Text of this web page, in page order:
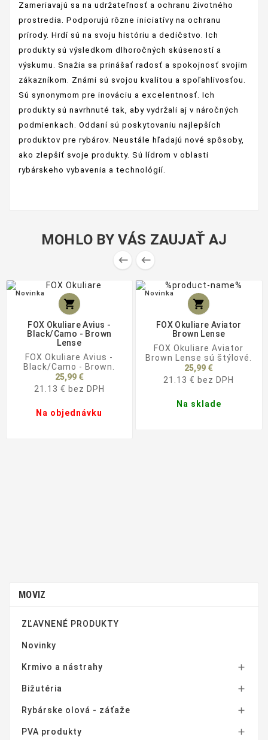
Zameriavajú sa na udržateľnosť a ochranu životného
prostredia. Podporujú rôzne iniciatívy na ochranu
prírody. Hrdí sú na svoju históriu a dedičstvo. Ich
produkty sú výsledkom dlhoročných skúseností a
výskumu. Snažia sa prinášať radosť a spokojnosť svojim
zákazníkom. Známi sú svojou kvalitou a spoľahlivosťou.
Sú synonymom pre inováciu a excelentnosť. Ich
produkty sú navrhnuté tak, aby vydržali aj v náročných
podmienkach. Oddaní sú poskytovaniu najlepších
produktov pre rybárov. Neustále hľadajú nové spôsoby,
ako zlepšiť svoje produkty. Sú lídrom v oblasti
rybárskeho vybavenia a technológií.
MOHLO BY VÁS ZAUJAŤ AJ
 
Novinka

FOX Okuliare Avius -
Black/Camo - Brown
Lense
FOX Okuliare Avius -
Black/Camo - Brown.
25,99 €
21.13 € bez DPH
Na objednávku
Novinka

FOX Okuliare Aviator
Brown Lense
FOX Okuliare Aviator
Brown Lense sú štýlové.
25,99 €
21.13 € bez DPH
Na sklade
MOVIZ
ZĽAVNENÉ PRODUKTY
Novinky
Krmivo a nástrahy 
Bižutéria 
Rybárske olová - záťaže 
PVA produkty 